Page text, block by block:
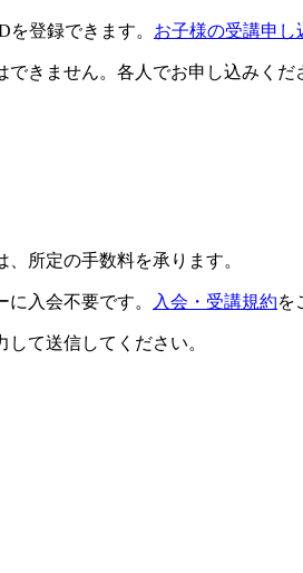
登録できます。 お子様の受講申し
きません。各人でお申し込みくだ
所定の手数料を承ります。
入会不要です。 入会・受講規約を
て送信してください。